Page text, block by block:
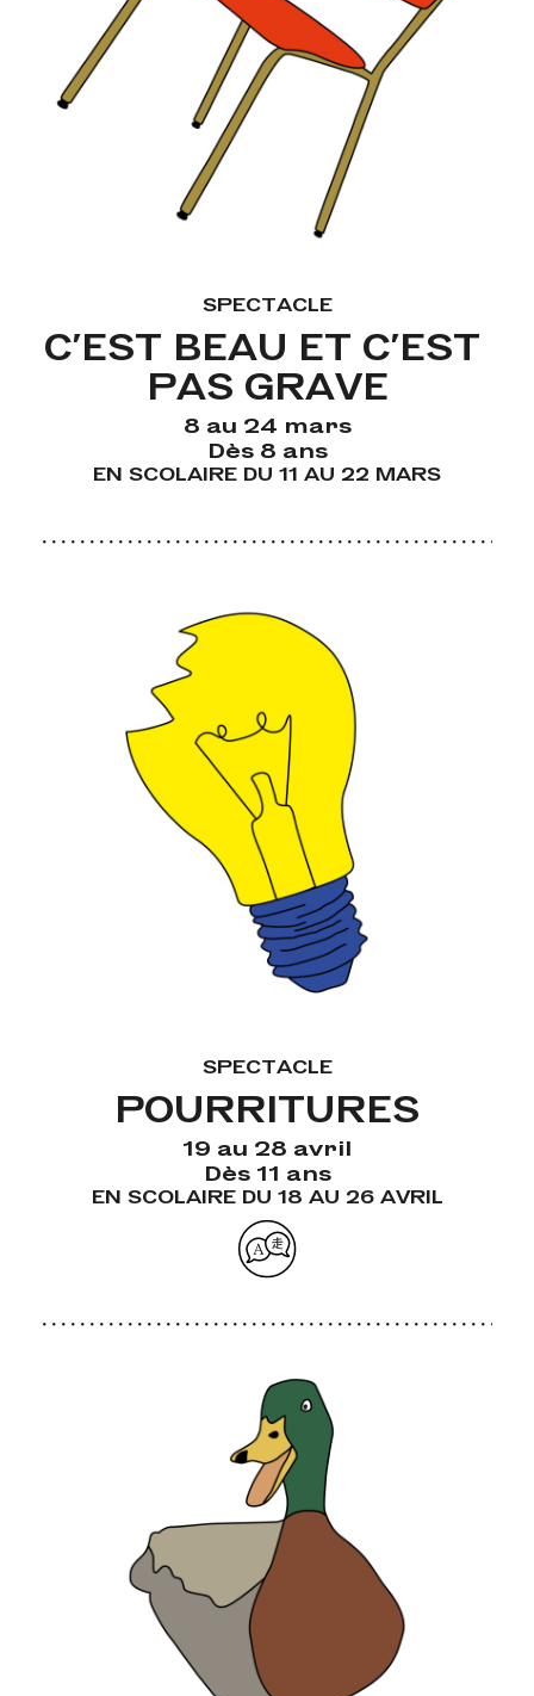
SPECTACLE
C'EST BEAU ET C'EST
PAS GRAVE
8 au 24 mars
Dès 8 ans
EN SCOLAIRE DU 11 AU 22 MARS
SPECTACLE
POURRITURES
19 au 28 avril
Dès 11 ans
EN SCOLAIRE DU 18 AU 26 AVRIL